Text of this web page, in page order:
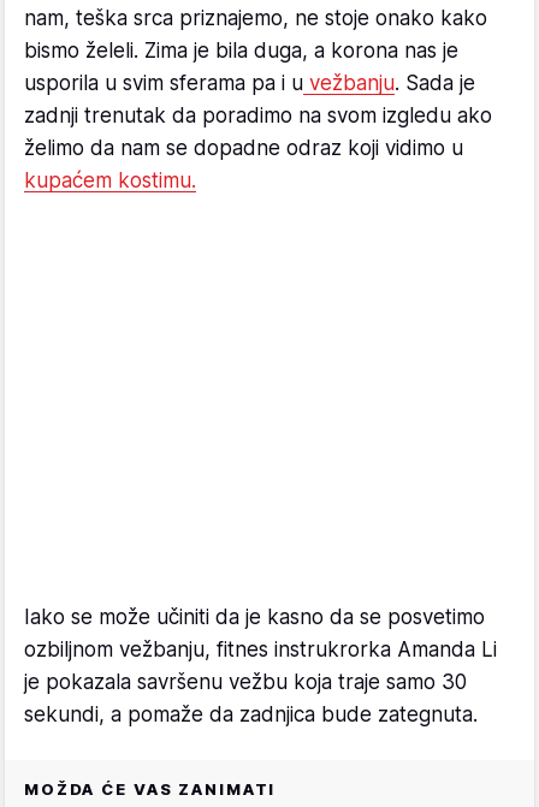
nam, teška srca priznajemo, ne stoje onako kako
bismo želeli. Zima je bila duga, a korona nas je
usporila u svim sferama pa i u vežbanju. Sada je
zadnji trenutak da poradimo na svom izgledu ako
želimo da nam se dopadne odraz koji vidimo u
kupaćem kostimu.
Iako se može učiniti da je kasno da se posvetimo
ozbiljnom vežbanju, fitnes instrukrorka Amanda Li
je pokazala savršenu vežbu koja traje samo 30
sekundi, a pomaže da zadnjica bude zategnuta.
MOŽDA ĆE VAS ZANIMATI